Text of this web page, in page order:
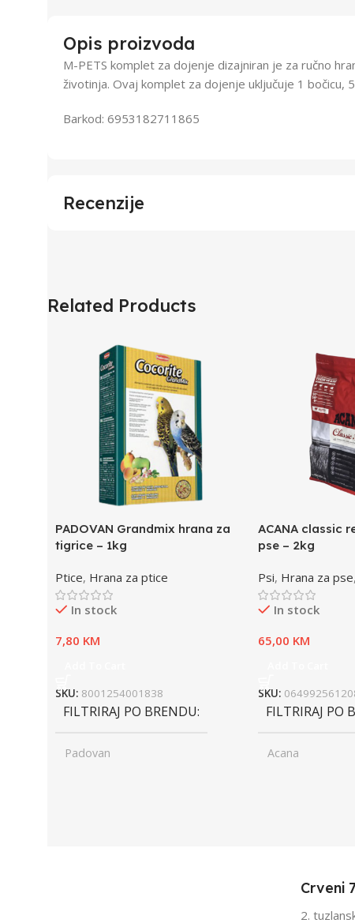
Opis proizvoda
M-PETS komplet za dojenje dizajniran je za ručno
životinja. Ovaj komplet za dojenje uključuje 1 bočicu,
Barkod: 6953182711865
Recenzije
Related Products
PADOVAN Grandmix hrana za
tigrice – 1kg
Ptice, Hrana za ptice
In stock
7,80 KM
SKU: 8001254001838
FILTRIRAJ PO BRENDU
Padovan
ACANA classic
pse – 2kg
Psi, Hrana za pse,
In stock
65,00 KM
SKU:
FILTRIRAJ PO
Acana
FILTRIRAJ PO
Crveni
2.